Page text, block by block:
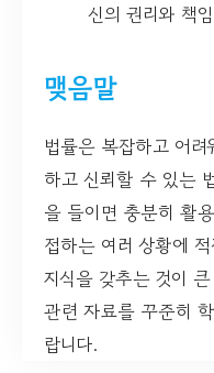
신의 권리와 책
맺음말
법률은 복잡하고 어려
하고 신뢰할 수 있는
을 들이면 충분히 활
접하는 여러 상황에
지식을 갖추는 것이
관련 자료를 꾸준히
랍니다.